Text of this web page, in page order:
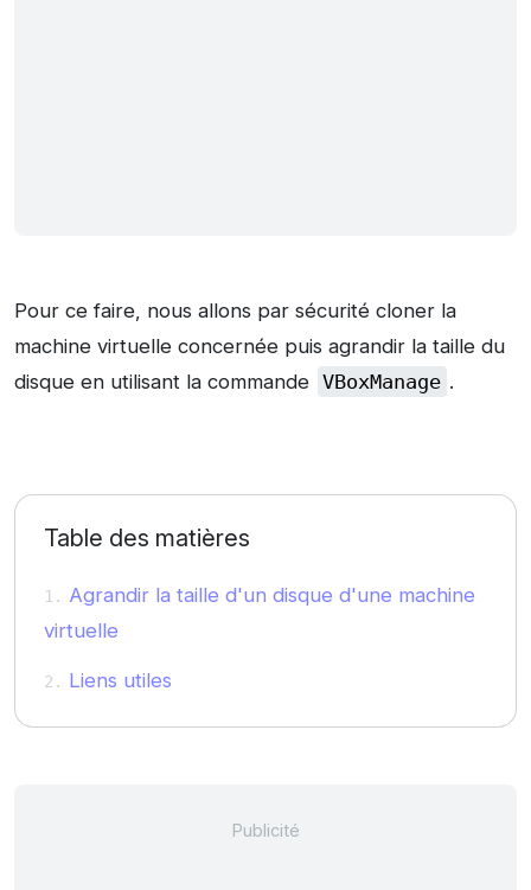
Pour ce faire, nous allons par sécurité cloner la
machine virtuelle concernée puis agrandir la taille du
disque en utilisant la commande VBoxManage .
Table des matières
Agrandir la taille d'un disque d'une machine
virtuelle
Liens utiles